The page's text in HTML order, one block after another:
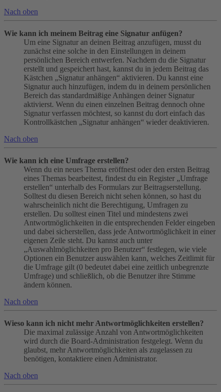
Nach oben
Wie kann ich meinem Beitrag eine Signatur anfügen?
Um eine Signatur an deinen Beitrag anzufügen, musst du
zunächst eine solche in den Einstellungen in deinem
persönlichen Bereich entwerfen. Nachdem du die Signatur
erstellt und gespeichert hast, kannst du in jedem Beitrag das
Kästchen „Signatur anhängen“ aktivieren. Du kannst eine
Signatur auch hinzufügen, indem du in deinem persönlichen
Bereich das standardmäßige Anhängen deiner Signatur
aktivierst. Wenn du einen einzelnen Beitrag dennoch ohne
Signatur verfassen möchtest, so kannst du dort einfach das
Kontrollkästchen „Signatur anhängen“ wieder deaktivieren.
Nach oben
Wie kann ich eine Umfrage erstellen?
Wenn du ein neues Thema eröffnest oder den ersten Beitrag
eines Themas bearbeitest, findest du ein Register „Umfrage
erstellen“ unterhalb des Formulars zur Beitragserstellung.
Solltest du diesen Bereich nicht sehen können, so hast du
wahrscheinlich nicht die Berechtigung, Umfragen zu
erstellen. Du solltest einen Titel und mindestens zwei
Antwortmöglichkeiten in die entsprechenden Felder eingeben
und dabei sicherstellen, dass jede Antwortmöglichkeit in einer
eigenen Zeile steht. Du kannst auch unter
„Auswahlmöglichkeiten pro Benutzer“ festlegen, wie viele
Optionen ein Benutzer auswählen kann, welches Zeitlimit für
die Umfrage gilt (0 bedeutet dabei eine zeitlich unbegrenzte
Umfrage) und schließlich, ob die Benutzer ihre Stimme
ändern können.
Nach oben
Wieso kann ich nicht mehr Antwortmöglichkeiten erstellen?
Die maximal zulässige Anzahl von Antwortmöglichkeiten
wird durch die Board-Administration festgelegt. Wenn du
glaubst, mehr Antwortmöglichkeiten als zugelassen zu
benötigen, kontaktiere einen Administrator.
Nach oben